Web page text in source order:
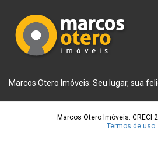
Marcos Otero Imóveis: Seu lugar, sua
Marcos Otero Imóveis. CRECI
Termos de uso